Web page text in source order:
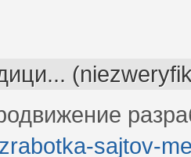
sajtov-